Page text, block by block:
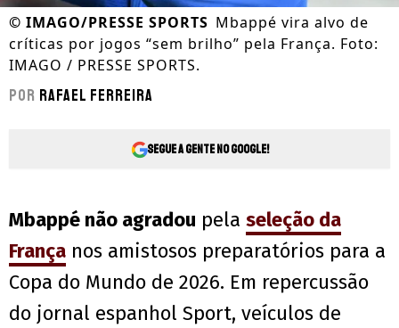
© IMAGO/PRESSE SPORTS Mbappé vira alvo de
críticas por jogos “sem brilho” pela França. Foto:
IMAGO / PRESSE SPORTS.
Por Rafael Ferreira
Segue a gente no Google!
Mbappé não agradou pela seleção da
França nos amistosos preparatórios para a
Copa do Mundo de 2026. Em repercussão
do jornal espanhol Sport, veículos de